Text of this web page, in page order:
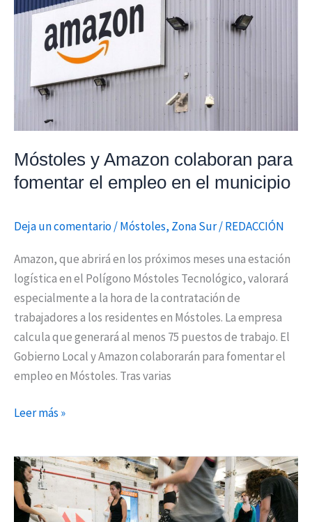
Móstoles y Amazon colaboran para
fomentar el empleo en el municipio
Deja un comentario/Móstoles, Zona Sur/REDACCIÓN
Amazon, que abrirá en los próximos meses una estación
logística en el Polígono Móstoles Tecnológico, valorará
especialmente a la hora de la contratación de
trabajadores a los residentes en Móstoles. La empresa
calcula que generará al menos 75 puestos de trabajo. El
Gobierno Local y Amazon colaborarán para fomentar el
empleo en Móstoles. Tras varias
Amazon
colaboran
fomentar
empleo
en
el
municipio
Leer más »
Torrejón
cuenta
con